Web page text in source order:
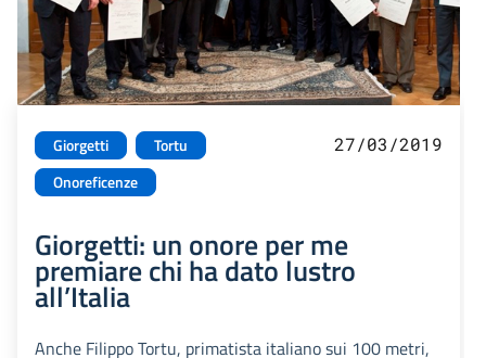
Giorgetti
Tortu
Onoreficenze
27/03/2019
Giorgetti: un onore per me
premiare chi ha dato lustro
all’Italia
Anche Filippo Tortu, primatista italiano sui 100 metri,